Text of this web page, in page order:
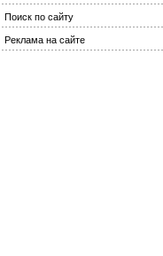
Поиск по сайту
Реклама на сайте